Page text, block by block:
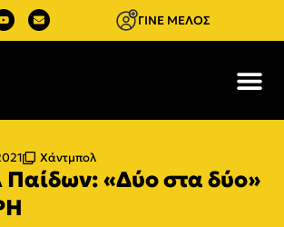
ΓΙΝΕ ΜΕΛΟΣ
Χάντμπολ
«Δύο στα δύο»